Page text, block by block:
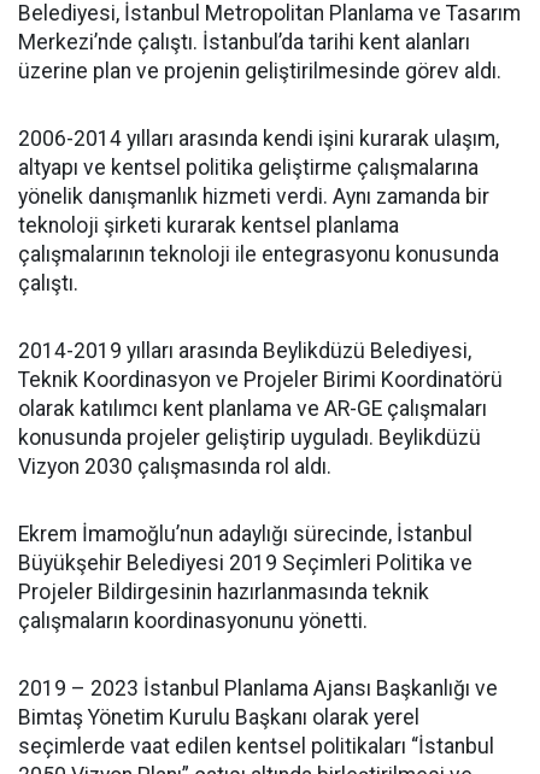
Belediyesi, İstanbul Metropolitan Planlama ve Tasarım
Merkezi’nde çalıştı. İstanbul’da tarihi kent alanları
üzerine plan ve projenin geliştirilmesinde görev aldı.
2006-2014 yılları arasında kendi işini kurarak ulaşım,
altyapı ve kentsel politika geliştirme çalışmalarına
yönelik danışmanlık hizmeti verdi. Aynı zamanda bir
teknoloji şirketi kurarak kentsel planlama
çalışmalarının teknoloji ile entegrasyonu konusunda
çalıştı.
2014-2019 yılları arasında Beylikdüzü Belediyesi,
Teknik Koordinasyon ve Projeler Birimi Koordinatörü
olarak katılımcı kent planlama ve AR-GE çalışmaları
konusunda projeler geliştirip uyguladı. Beylikdüzü
Vizyon 2030 çalışmasında rol aldı.
Ekrem İmamoğlu’nun adaylığı sürecinde, İstanbul
Büyükşehir Belediyesi 2019 Seçimleri Politika ve
Projeler Bildirgesinin hazırlanmasında teknik
çalışmaların koordinasyonunu yönetti.
2019 – 2023 İstanbul Planlama Ajansı Başkanlığı ve
Bimtaş Yönetim Kurulu Başkanı olarak yerel
seçimlerde vaat edilen kentsel politikaları “İstanbul